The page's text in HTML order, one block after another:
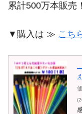
累計500万本販売
▼購入は ≫ こち